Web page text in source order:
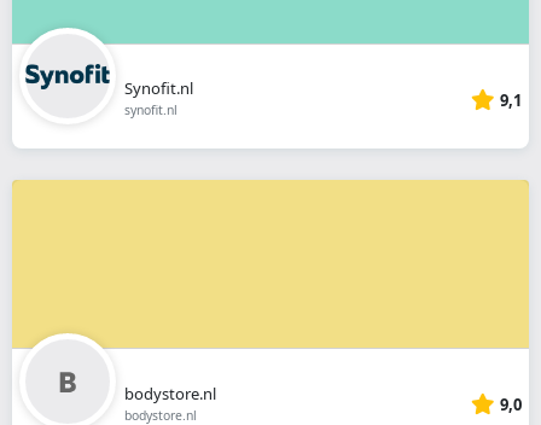
Synofit.nl
synofit.nl 9,1
bodystore.nl
bodystore.nl 9,0